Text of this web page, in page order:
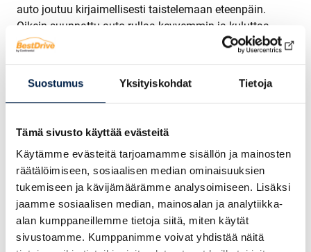
Suostumus Yksityiskohdat Tietoja
Tämä sivusto käyttää evästeitä
Käytämme evästeitä tarjoamamme sisällön ja mainosten
räätälöimiseen, sosiaalisen median ominaisuuksien
tukemiseen ja kävijämäärämme analysoimiseen. Lisäksi
jaamme sosiaalisen median, mainosalan ja analytiikka-
alan kumppaneillemme tietoja siitä, miten käytät
sivustoamme. Kumppanimme voivat yhdistää näitä
auto joutuu kirjaimellisesti taistelemaan eteenpäin.
Oikein suunnattu auto rullaa kevyemmin ja kuluttaa
vähemmän sekä polttoainetta että sähköä. Pidemmällä
✔ Turvallisempi ja vakaampi ajettavuus
Kun ohjauskulmat ovat kohdallaan, auto kulkee suoraan,
Ajaminen on miellyttävämpää erityisesti
moottoritienopeuksissa, ja auton uraherkkyys vähenee.
Parempi hallittavuus tarkoittaa aina myös parempaa
liikenneturvallisuutta.
✔ Jousitus ja ohjauskomponentit säästyvät
Väärässä asennossa olevat pyörät rasittavat renkaiden
lisäksi koko alustan jousitusta ja ohjauskomponentteja.
Kun kulmat pidetään oikeina, myös muut alustan osat